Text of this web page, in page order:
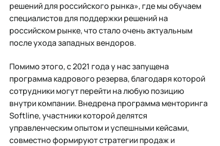
решений для российского рынка», где мы обучаем
специалистов для поддержки решений на
российском рынке, что стало очень актуальным
после ухода западных вендоров.
Помимо этого, с 2021 года у нас запущена
программа кадрового резерва, благодаря которой
сотрудники могут перейти на любую позицию
внутри компании. Внедрена программа менторинга
Softline, участники которой делятся
управленческим опытом и успешными кейсами,
совместно формируют стратегии продаж и